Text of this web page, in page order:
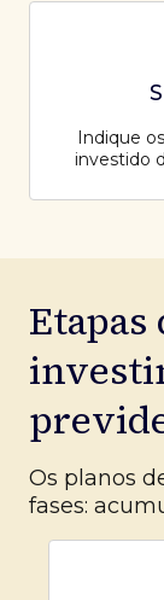
Indique
investido
Os planos
fases: